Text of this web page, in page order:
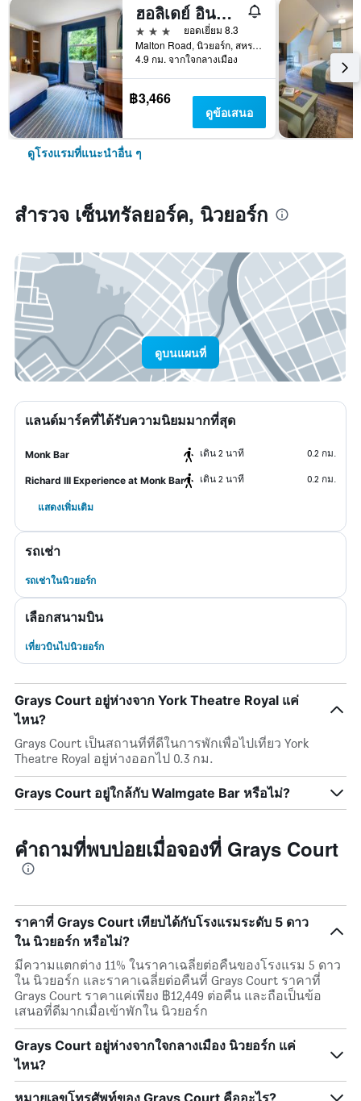
ฮอลิเดย์ อินน์ เอ็กซ์เพรส ยอร์ก บาย IHG
3 ดาว
ยอดเยี่ยม 8.3
Malton Road, นิวยอร์ก, สหราชอาณาจักร
4.9 กม. จากใจกลางเมือง
฿3,466
ดูข้อเสนอ
ดูโรงแรมที่แนะนำอื่น ๆ
สำรวจ เซ็นทรัลยอร์ค, นิวยอร์ก
ดูบนแผนที่
แลนด์มาร์คที่ได้รับความนิยมมากที่สุด
Monk Bar เดิน 2 นาที 0.2 กม.
Richard III Experience at Monk Bar เดิน 2 นาที 0.2 กม.
แสดงเพิ่มเติม
รถเช่า
รถเช่าในนิวยอร์ก
เลือกสนามบิน
เที่ยวบินไปนิวยอร์ก
Grays Court อยู่ห่างจาก York Theatre Royal แค่
ไหน?
Grays Court เป็นสถานที่ที่ดีในการพักเพื่อไปเที่ยว York
Theatre Royal อยู่ห่างออกไป 0.3 กม.
Grays Court อยู่ใกล้กับ Walmgate Bar หรือไม่?
คำถามที่พบบ่อยเมื่อจองที่ Grays Court
ราคาที่ Grays Court เทียบได้กับโรงแรมระดับ 5 ดาว
ใน นิวยอร์ก หรือไม่?
มีความแตกต่าง 11% ในราคาเฉลี่ยต่อคืนของโรงแรม 5 ดาว
ใน นิวยอร์ก และราคาเฉลี่ยต่อคืนที่ Grays Court ราคาที่
Grays Court ราคาแค่เพียง ฿12,449 ต่อคืน และถือเป็นข้อ
เสนอที่ดีมากเมื่อเข้าพักใน นิวยอร์ก
Grays Court อยู่ห่างจากใจกลางเมือง นิวยอร์ก แค่
ไหน?
หมายเลขโทรศัพท์ของ Grays Court คืออะไร?